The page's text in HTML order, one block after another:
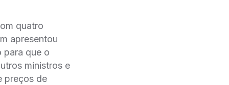
quatro
apresentou
para que o
ministros e
preços de